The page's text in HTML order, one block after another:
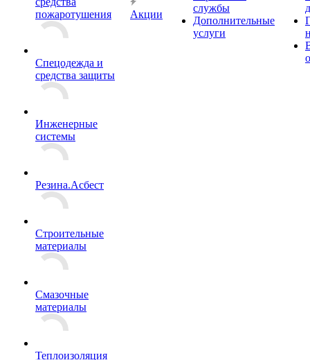
пожаротушения
Спецодежда и
средства защиты
Инженерные
системы
Резина.Асбест
Строительные
материалы
Смазочные
материалы
Теплоизоляция
Акции
службы
Дополнительные
услуги